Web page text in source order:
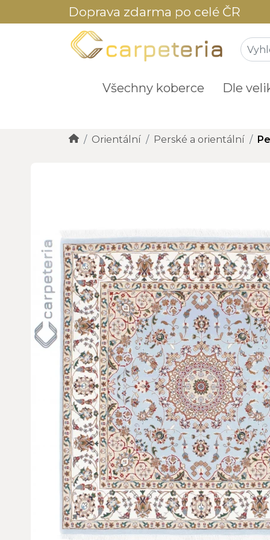
Doprava zdarma po celé ČR
Všechny koberce Dle
Orientální Perské a orientální